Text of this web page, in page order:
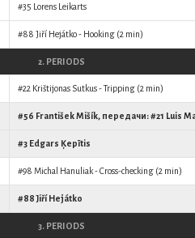
#35 Lorens Leikarts
#88 Jiří Hejátko- Hooking (2 min)
2. PERIODS
#22 Krištijonas Sutkus- Tripping (2 min)
#56 František Mišík, передачи: #21 Luis
#3 Edgars Ķepītis
#98 Michal Hanuliak- Cross-checking (2 min)
#88Jiří Hejátko
3. PERIODS